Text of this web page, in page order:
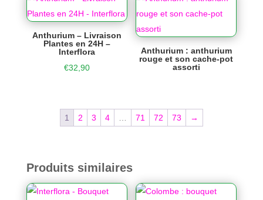
Anthurium – Livraison
Plantes en 24H –
Interflora
€32,90
Anthurium : anthurium
rouge et son cache-pot
assorti
1 2 3 4 71 72 73 →
Produits similaires